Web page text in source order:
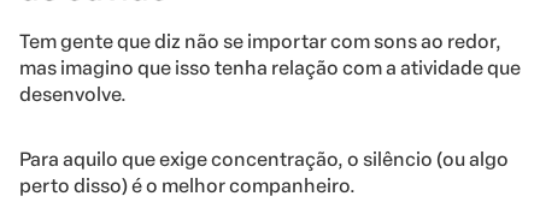
Tem gente que diz não se importar com sons ao redor,
mas imagino que isso tenha relação com a atividade que
desenvolve.
Para aquilo que exige concentração, o silêncio (ou algo
perto disso) é o melhor companheiro.